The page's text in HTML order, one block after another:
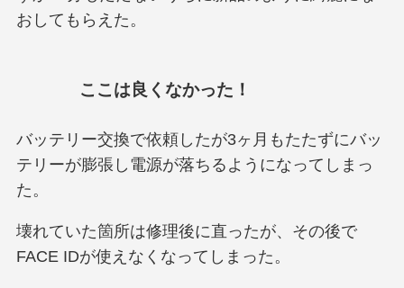
おしてもらえた。
ここは良くなかった！
バッテリー交換で依頼したが3ヶ月もたたずにバッ
テリーが膨張し電源が落ちるようになってしまっ
た。
壊れていた箇所は修理後に直ったが、その後で
FACE IDが使えなくなってしまった。